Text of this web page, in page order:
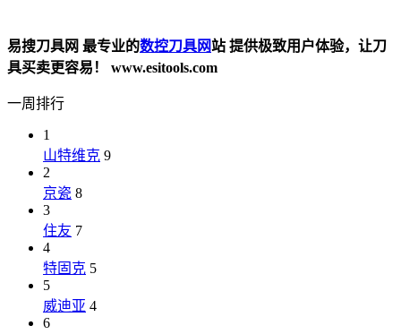
易搜刀具网 最专业的数控刀具网站 提供极致用户体验，让刀
具买卖更容易！ www.esitools.com
一周排行
1
山特维克 9
2
京瓷 8
3
住友 7
4
特固克 5
5
威迪亚 4
6